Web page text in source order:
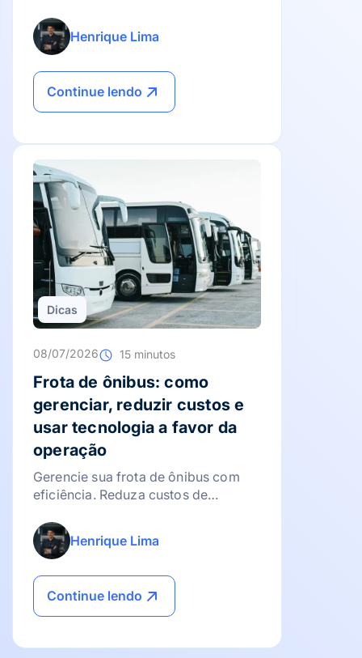
carteira.
Henrique Lima
Continue lendo
Dicas
08/07/2026 15 minutos
Frota de ônibus: como
gerenciar, reduzir custos e
usar tecnologia a favor da
operação
Gerencie sua frota de ônibus com
eficiência. Reduza custos de
use a tecnologia para lucrar mais!
Henrique Lima
Continue lendo